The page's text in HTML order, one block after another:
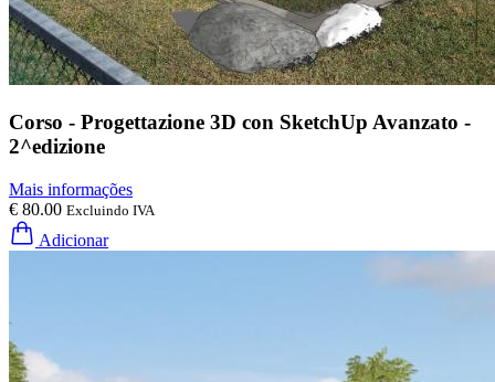
Corso - Progettazione 3D con SketchUp Avanzato -
2^edizione
Mais informações
€ 80.00 Excluindo IVA
Adicionar